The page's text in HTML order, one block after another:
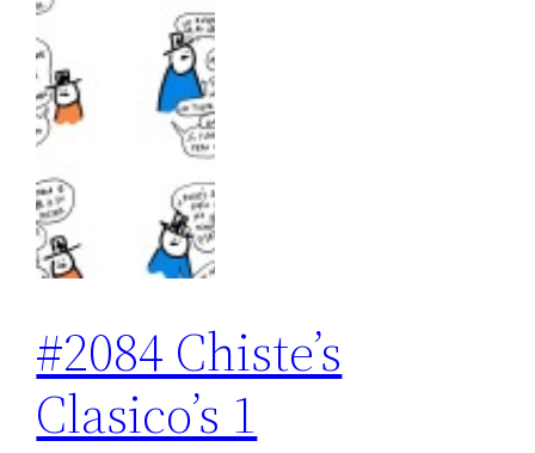
#2084 Chiste’s
Clasico’s 1